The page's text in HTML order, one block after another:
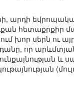
արդի
հետաքրքիր
խոր սերն ու
որ